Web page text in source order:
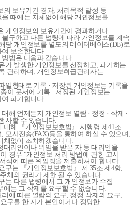
의 보유기간 경과, 처리목적 달성 등
때에는 지체없이 해당 개인정보를
개인정보의 보유기간이 경과하거나
구하고 다른 법령에 따라 개인정보를 계속
당 개인정보를 별도의 데이터베이스(DB)로
여 보존합니다.
법은 다음과 같습니다.
가 발생한 개인정보를 선정하고, 파기하는
관리하며, 개인정보취급관리자는
일형태로 기록 · 저장된 개인정보는 기록을
이 문서에 기록 · 저장된 개인정보는
여 파기합니다.
해 언제든지 개인정보 열람 · 정정 · 삭제 ·
사할 수 있습니다.
대해 『개인정보보호법』 시행령 제41조
모사전송(FAX)등을 통하여 하실 수 있으며,
체없이 조치하겠습니다.
대리인이나 위임을 받은 자 등 대리인을
경우 “개인정보 처리 방법에 관한 고시
식에 따른 위임장을 제출하셔야 합니다.
구는 『개인정보보호법』 제 35조 제4항,
체의 권리가 제한 될 수 있습니다.
는 다른 법령에서 그 개인정보가 수집
에는 그 삭제를 요구할 수 없습니다.
에 따른 열람의 요구, 정정·삭제의 요구,
구를 한 자가 본인이거나 정당한